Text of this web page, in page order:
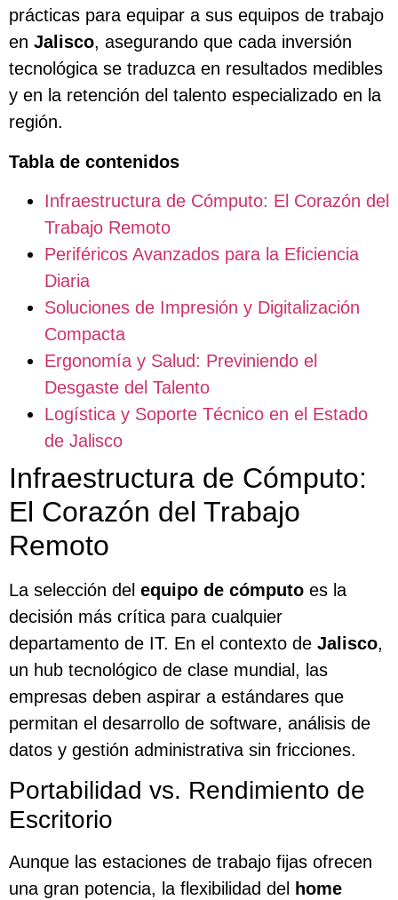
prácticas para equipar a sus equipos de trabajo
en Jalisco, asegurando que cada inversión
tecnológica se traduzca en resultados medibles
y en la retención del talento especializado en la
región.
Tabla de contenidos
Infraestructura de Cómputo: El Corazón del
Trabajo Remoto
Periféricos Avanzados para la Eficiencia
Diaria
Soluciones de Impresión y Digitalización
Compacta
Ergonomía y Salud: Previniendo el
Desgaste del Talento
Logística y Soporte Técnico en el Estado
de Jalisco
Infraestructura de Cómputo:
El Corazón del Trabajo
Remoto
La selección del equipo de cómputo es la
decisión más crítica para cualquier
departamento de IT. En el contexto de Jalisco,
un hub tecnológico de clase mundial, las
empresas deben aspirar a estándares que
permitan el desarrollo de software, análisis de
datos y gestión administrativa sin fricciones.
Portabilidad vs. Rendimiento de
Escritorio
Aunque las estaciones de trabajo fijas ofrecen
una gran potencia, la flexibilidad del
home